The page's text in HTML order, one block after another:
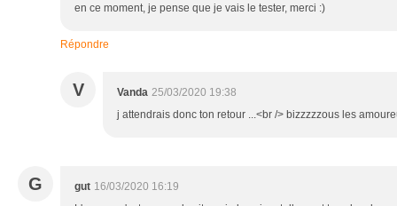
en ce moment, je pense que je vais le tester, merci :)
Répondre
V Vanda 25/03/2020 19:38
j attendrais donc ton retour ...<br /> bizzzzzous les
G gut 16/03/2020 16:19